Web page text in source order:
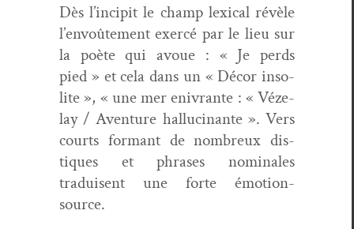
Dès l’incipit le champ lex­i­cal révèle
l’envoûtement exer­cé par le lieu sur
la poète qui avoue : « Je perds
pied » et cela dans un « Décor inso­
lite », « une mer enivrante : « Véze­
lay / Aven­ture hal­lu­ci­nante ». Vers
courts for­mant de nom­breux dis­
tiques et phras­es nom­i­nales
traduisent une forte émotion-
source.